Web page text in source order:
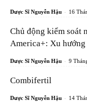
Dược Sĩ Nguyễn Hậu - 16
Chủ động kiểm soát
America+: Xu hướng
Dược Sĩ Nguyễn Hậu - 9
Combifertil
Dược Sĩ Nguyễn Hậu - 14